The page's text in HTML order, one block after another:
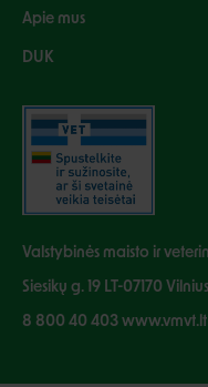
Apie mus
DUK
Valstybinės maisto ir
Siesikų g. 19 LT-07170 Vilnius
8 800 40 403 www.vmvt.lt